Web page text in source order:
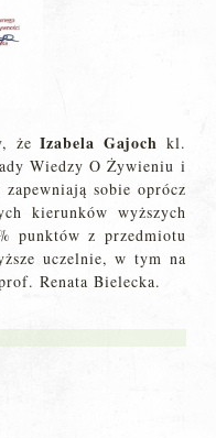
że Izabela Gajoch kl.
Wiedzy O Żywieniu i
sobie oprócz
kierunków wyższych
punktów z przedmiotu
uczelnie, w tym na
Renata Bielecka.